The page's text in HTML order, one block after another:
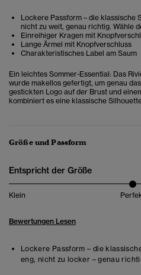
Lockere Passform – die klassische
nicht zu weit, genau richtig. Wähle
Einreihiger Kragen mit
Lange Ärmel mit Knopfverschluss
Charakteristisches Label am Saum
Ein leichtes Sommer-Essential: Das
wurde makellos gefertigt, um genau
gestickten Logo auf der Brust und
kombiniert es eine klassische
Größe und Passform
Entspricht der Größe
Klein
Bewertungen Lesen
Lockere Passform – die
eng, nicht zu locker – genau